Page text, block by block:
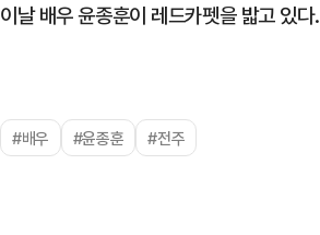
이날 배우 윤종훈이 레드카펫을 밟고 있다.
#배우 #윤종훈 #전주